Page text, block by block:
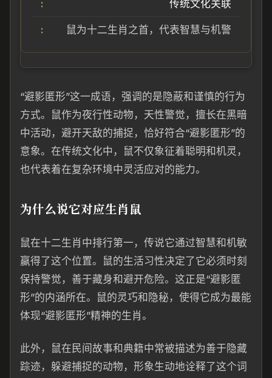
传统文化关联
鼠为十二生肖之首，代表智慧与机警
“避影匿形”这一成语，强调的是隐蔽和谨慎的行为
方式。鼠作为夜行性动物，天性警觉，擅长在黑暗
中活动，避开天敌的捕捉，恰好符合“避影匿形”的
意象。在传统文化中，鼠不仅象征着聪明和机灵，
也代表着在复杂环境中灵活应对的能力。
为什么说它对应生肖鼠
鼠在十二生肖中排行第一，传说它通过智慧和机敏
赢得了这个位置。鼠的生活习性决定了它必须时刻
保持警觉，善于藏身和避开危险。这正是“避影匿
形”的内涵所在。鼠的灵巧和隐秘，使得它成为最能
体现“避影匿形”精神的生肖。
此外，鼠在民间故事和典籍中常被描述为善于隐藏
踪迹，躲避捕捉的动物，形象生动地诠释了这个词